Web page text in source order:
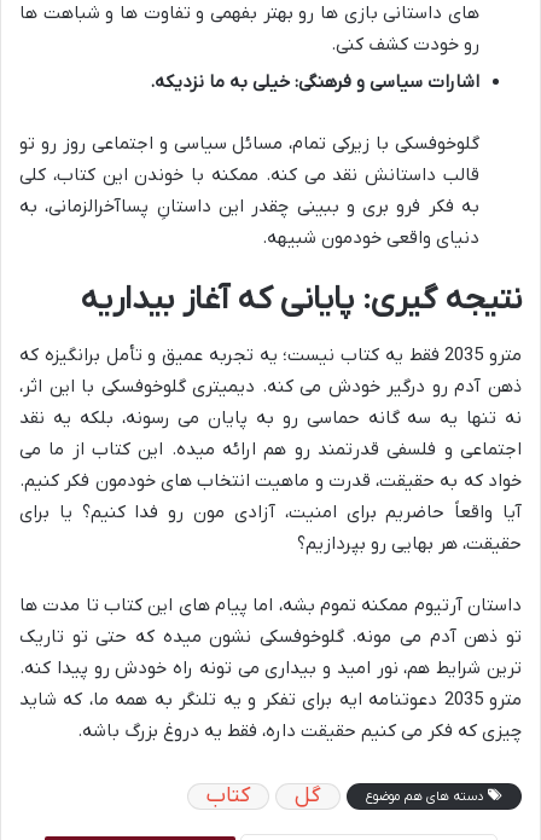
های داستانی بازی ها رو بهتر بفهمی و تفاوت ها و شباهت ها
رو خودت کشف کنی.
اشارات سیاسی و فرهنگی: خیلی به ما نزدیکه.
گلوخوفسکی با زیرکی تمام، مسائل سیاسی و اجتماعی روز رو تو
قالب داستانش نقد می کنه. ممکنه با خوندن این کتاب، کلی
به فکر فرو بری و ببینی چقدر این داستانِ پساآخرالزمانی، به
دنیای واقعی خودمون شبیهه.
نتیجه گیری: پایانی که آغاز بیداریه
مترو 2035 فقط یه کتاب نیست؛ یه تجربه عمیق و تأمل برانگیزه که
ذهن آدم رو درگیر خودش می کنه. دیمیتری گلوخوفسکی با این اثر،
نه تنها یه سه گانه حماسی رو به پایان می رسونه، بلکه یه نقد
اجتماعی و فلسفی قدرتمند رو هم ارائه میده. این کتاب از ما می
خواد که به حقیقت، قدرت و ماهیت انتخاب های خودمون فکر کنیم.
آیا واقعاً حاضریم برای امنیت، آزادی مون رو فدا کنیم؟ یا برای
حقیقت، هر بهایی رو بپردازیم؟
داستان آرتیوم ممکنه تموم بشه، اما پیام های این کتاب تا مدت ها
تو ذهن آدم می مونه. گلوخوفسکی نشون میده که حتی تو تاریک
ترین شرایط هم، نور امید و بیداری می تونه راه خودش رو پیدا کنه.
مترو 2035 دعوتنامه ایه برای تفکر و یه تلنگر به همه ما، که شاید
چیزی که فکر می کنیم حقیقت داره، فقط یه دروغ بزرگ باشه.
دسته های هم موضوع گل کتاب